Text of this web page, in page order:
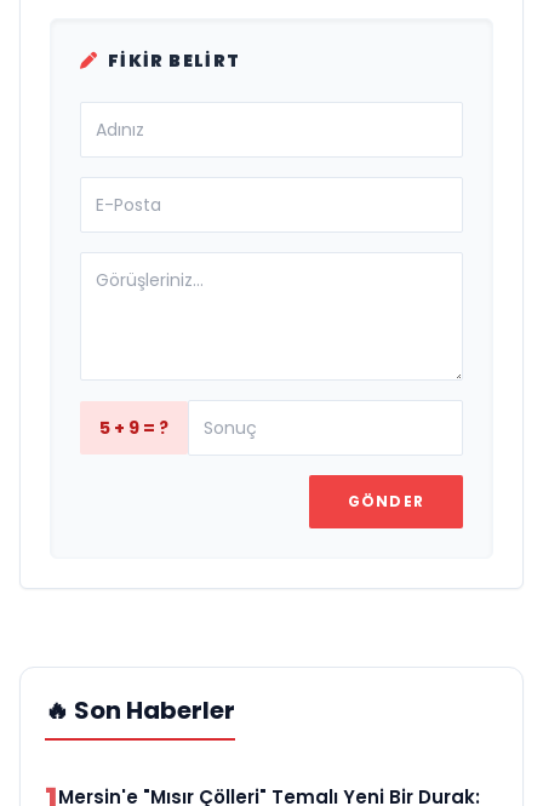
FIKIR BELIRT
5 + 9 = ?
GÖNDER
🔥 Son Haberler
Mersin'e "Mısır Çölleri" Temalı Yeni Bir Durak: